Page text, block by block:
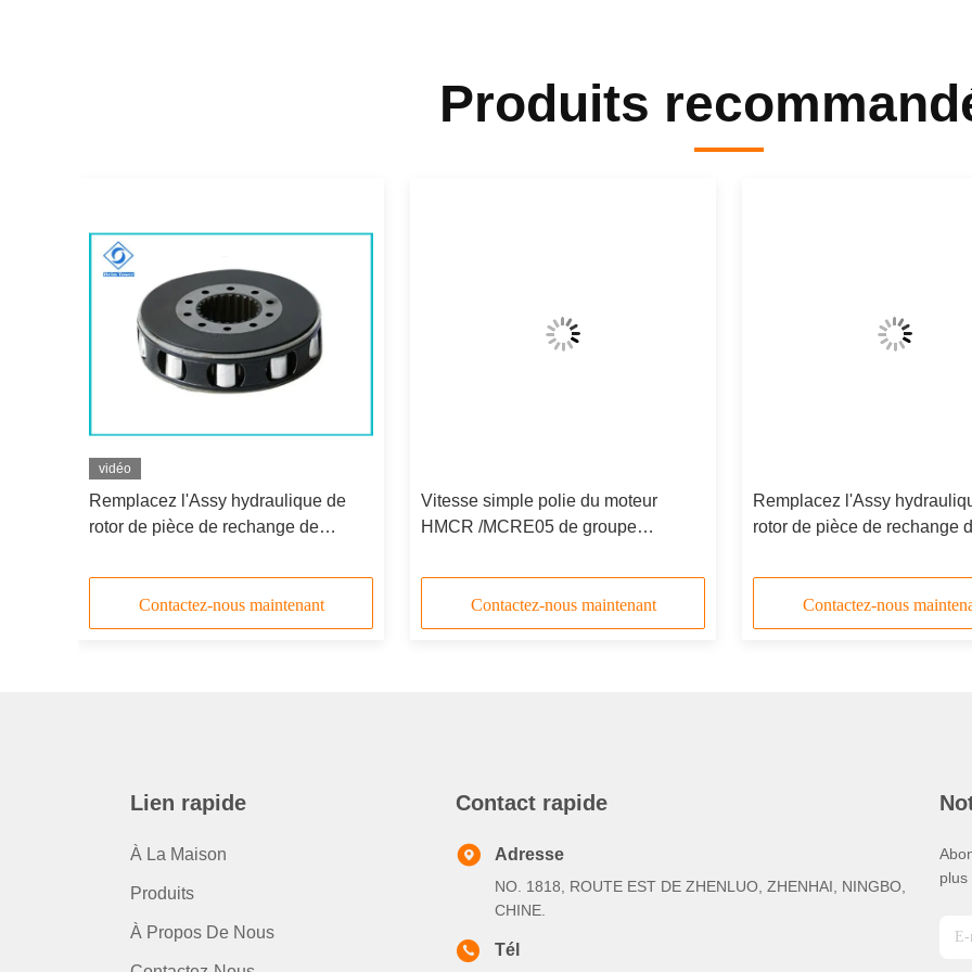
Produits
vidéo
Remplacez l'Assy hydraulique de
rotor de pièce de rechange de
groupe de Rotory
Contactez-nous maintenant
Vitesse simple polie du moteur
HMCR /MCRE05 de groupe
rechange/Rotory
Contactez-nous maintenant
Remplacez l'Assy
rotor de pièce de rechange
groupe de Rotory
Contactez-nous
Lien rapide
À La Maison
Produits
À Propos De Nous
Contact rapide
Adresse
NO. 1818, ROUTE EST DE ZHENLUO, ZHENHAI, NINGBO,
CHINE.
Tél
plus